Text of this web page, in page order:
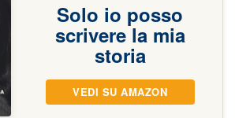
Solo io posso
scrivere la mia
storia
VEDI SU AMAZON